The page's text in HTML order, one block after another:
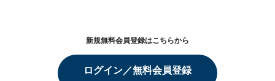
新規無料会員登録はこちらから
ログイン／無料会員登録